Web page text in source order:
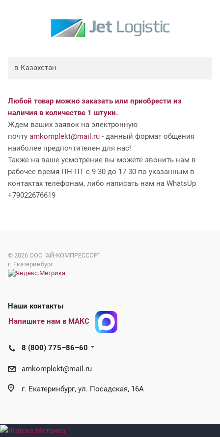
в Казахстан
Любой товар можно заказать или приобрести из
наличия в количестве 1 штуки.
Ждем ваших заявок на электронную
почту amkomplekt@mail.ru - данный формат общения
наиболее предпочтителен для нас!
Также на ваше усмотрение вы можете звонить нам в
рабочее время ПН-ПТ с 9-30 до 17-30 по указанным в
контактах телефонам, либо написать нам на WhatsUp
+79022676619
© 2026 ООО "АЙ-КОМПРЕССОР"
г. Екатеринбург
Наши контакты
Напишите нам в МАКС
8 (800) 775–86–60
amkomplekt@mail.ru
г. Екатеринбург, ул. Посадская, 16А